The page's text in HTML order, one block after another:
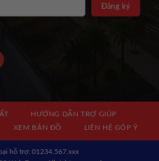
HƯỚNG DẪN TRỢ GIÚP
XEM BẢN ĐỒ LIÊN HỆ GÓP Ý
hỗ trợ: 01234.567.xxx